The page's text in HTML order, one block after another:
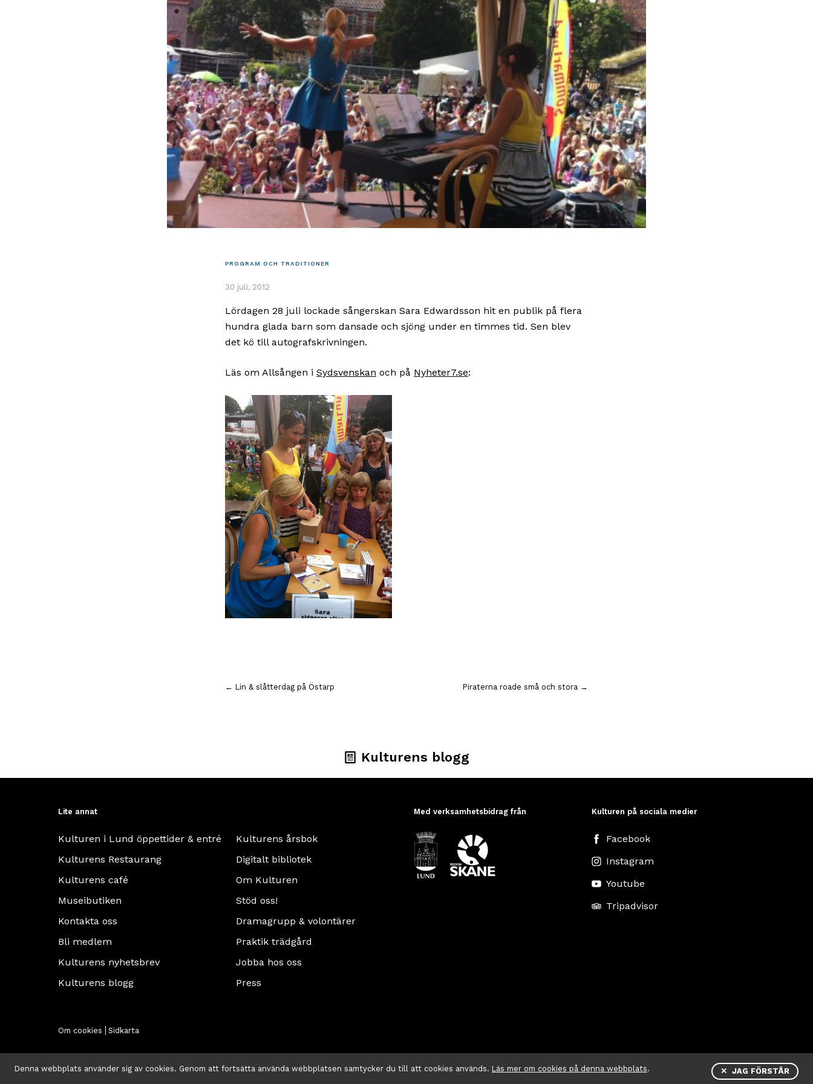
Denna webbplats använder sig av cookies. Genom att fortsätta använda webbplatsen samtycker du till att cookies används. Läs mer om cookies på denna webbplats. ✕ JAG FÖRSTÅR
PROGRAM OCH TRADITIONER
30 juli, 2012
Lördagen 28 juli lockade sångerskan Sara Edwardsson hit en publik på flera
hundra glada barn som dansade och sjöng under en timmes tid. Sen blev
det kö till autografskrivningen.
Läs om Allsången i Sydsvenskan och på Nyheter7.se:
← Lin & slåtterdag på Östarp Piraterna roade små och stora →
Kulturens blogg
Lite annat
Kulturen i Lund öppettider & entré
Kulturens Restaurang
Kulturens café
Museibutiken
Kontakta oss
Bli medlem
Kulturens nyhetsbrev
Kulturens blogg
Kulturens årsbok
Digitalt bibliotek
Om Kulturen
Stöd oss!
Dramagrupp & volontärer
Praktik trädgård
Jobba hos oss
Press
Med verksamhetsbidrag från Kulturen på sociala medier
Facebook
Instagram
Youtube
Tripadvisor
Om cookies Sidkarta